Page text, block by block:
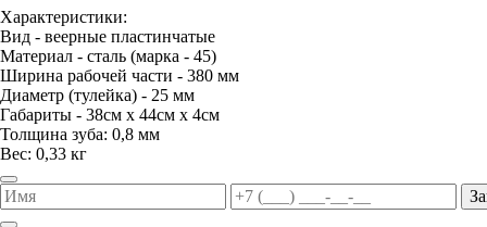
Характеристики:
Вид - веерные пластинчатые
Материал - сталь (марка - 45)
Ширина рабочей части - 380 мм
Диаметр (тулейка) - 25 мм
Габариты - 38см х 44см х 4см
Толщина зуба: 0,8 мм
Вес: 0,33 кг